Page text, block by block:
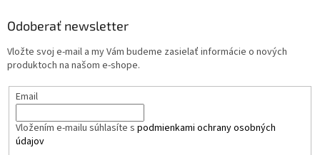
Odoberať newsletter
Vložte svoj e-mail a my Vám budeme zasielať informácie o nových
produktoch na našom e-shope.
Email
Vložením e-mailu súhlasíte s podmienkami ochrany osobných
údajov